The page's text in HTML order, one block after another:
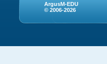
ArgusM-EDU
© 2006-2026